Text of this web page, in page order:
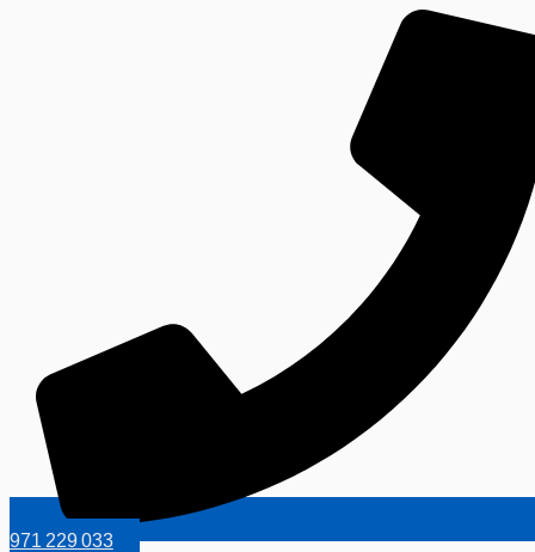
971 229 033